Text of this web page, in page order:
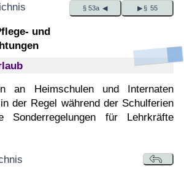
§ 53a ◀ ▶ § 55
und
an Heimschulen und Internaten
der Regel während der Schulferien
Sonderregelungen für Lehrkräfte